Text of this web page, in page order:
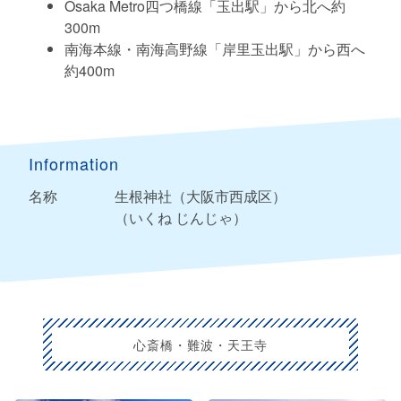
Osaka Metro四つ橋線「玉出駅」から北へ約
300m
南海本線・南海高野線「岸里玉出駅」から西へ
約400m
Information
名称
生根神社（大阪市西成区）
（いくね じんじゃ）
心斎橋・難波・天王寺